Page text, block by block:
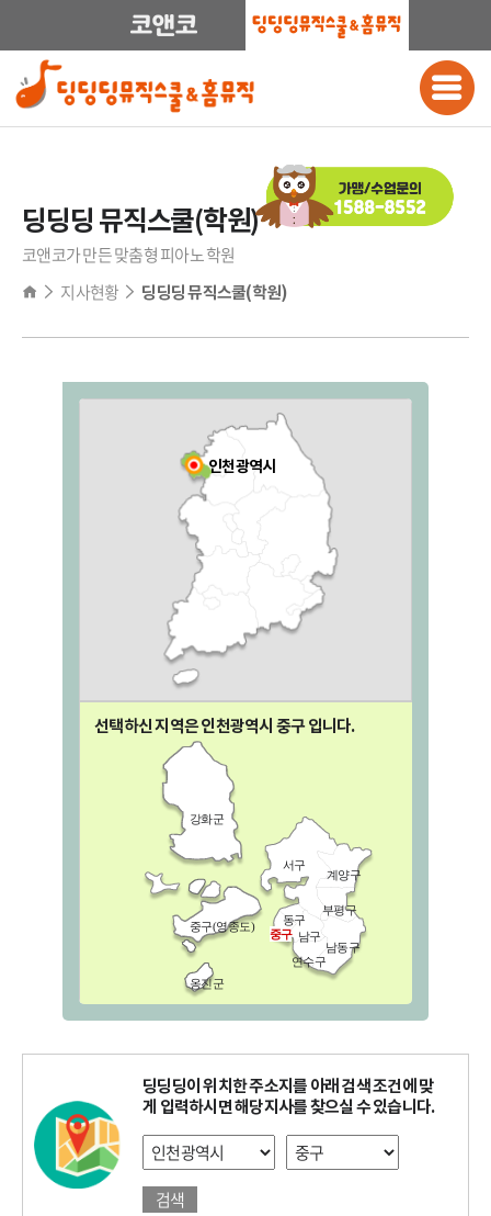
딩딩딩 뮤직스쿨(학원)
코앤코가 만든 맞춤형 피아노 학원
지사현황
딩딩딩 뮤직스쿨(학원)
인천광역시
선택하신 지역은 인천광역시 중구입니다.
강화군
서구
계양구
부평구
동구
중구 남구
남동구
연수구
중구(영종도)
옹진군
딩딩딩이 위치한 주소지를 아래 검색 조건에 맞
게 입력하시면 해당지사를 찾으실 수 있습니다.
검색